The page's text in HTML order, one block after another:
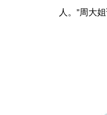
人。”周大姐